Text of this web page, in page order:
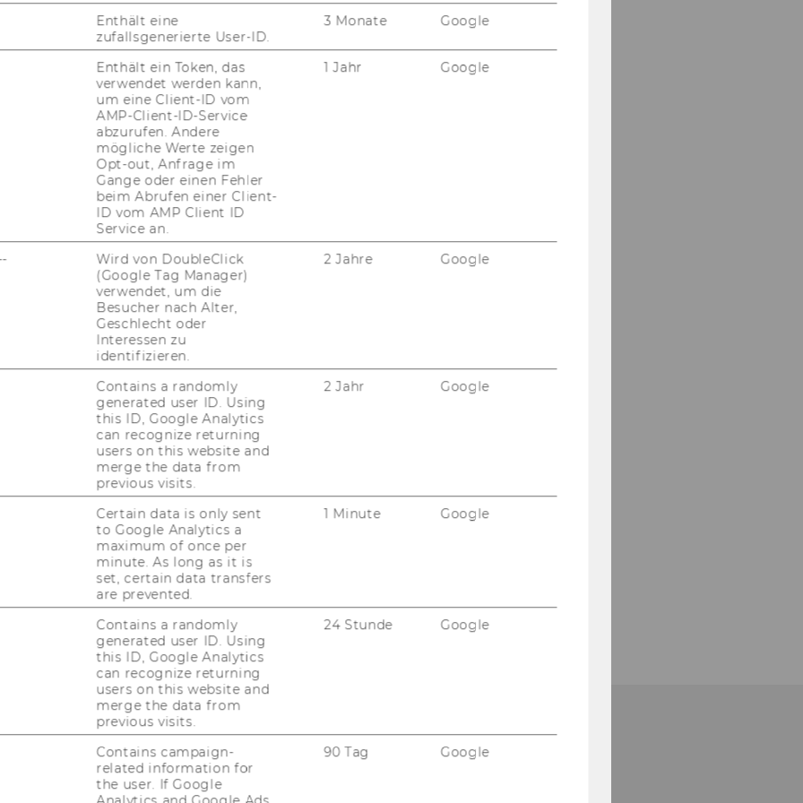
und Hil­fe­stel­lun­
be­fin­det sich unter dem ?-​Support
On­line Help & Trai­ning“. Nach An­kli­cken
-> Aus­wahl „En­er­gy“ die Seite
wer­den. Hier ste­hen der
En­er­gy
Re­fe­renz­ma­te­ria­li­en und Video-​
der Such­ober­flä­che und die Vor­be­rei­tung
der
En­er­gy Da­sh­board Com­
Tu­to­ri­al zu eu­ro­päi­schen Kraft­werks­an­la­
bei der Nut­zung zu be­ach­ten:
any de­ri­va­ti­ves the­re­of, or any part
in­clu­ding ar­ti­fi­cial in­tel­li­gence mo­
the same to third par­ties; or (b) has
the same, wit­hout ha­ving ac­cess to the
for­ming part of the Ser­vice.
zur Recherche)
Enthält eine
zufallsgenerierte User-ID.
3 Monate Google
Enthält ein Token, das
verwendet werden kann,
um eine Client-ID vom
AMP-Client-ID-Service
abzurufen. Andere
mögliche Werte zeigen
Opt-out, Anfrage im
Gange oder einen Fehler
beim Abrufen einer Client-
ID vom AMP Client ID
Service an.
1 Jahr Google
Wird von DoubleClick
(Google Tag Manager)
verwendet, um die
Besucher nach Alter,
Geschlecht oder
Interessen zu
identifizieren.
2 Jahre Google
Contains a randomly
generated user ID. Using
this ID, Google Analytics
can recognize returning
users on this website and
merge the data from
previous visits.
2 Jahr Google
Certain data is only sent
to Google Analytics a
maximum of once per
minute. As long as it is
set, certain data transfers
are prevented.
1 Minute Google
Contains a randomly
generated user ID. Using
this ID, Google Analytics
can recognize returning
users on this website and
merge the data from
previous visits.
24 Stunde Google
Contains campaign-
related information for
the user. If Google
90 Tag Google